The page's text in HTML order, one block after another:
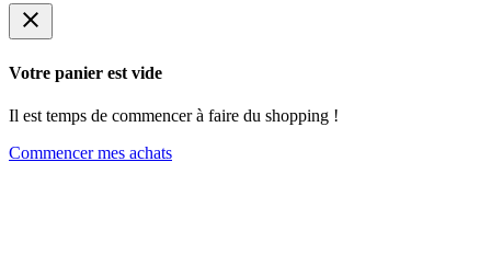
close
Votre panier est vide
Il est temps de commencer à faire du shopping !
Commencer mes achats